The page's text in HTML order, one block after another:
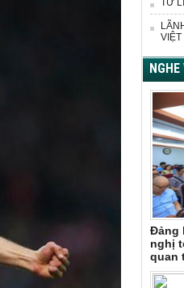
TƯ
VIỆT
Đảng
nghị
quan